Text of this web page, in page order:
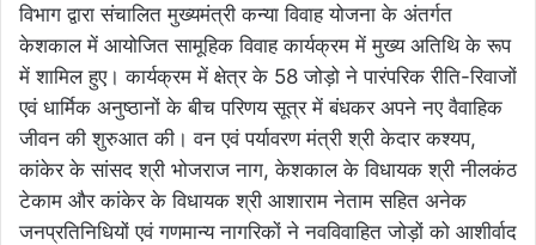
विभाग द्वारा संचालित मुख्यमंत्री कन्या विवाह योजना के अंतर्गत
केशकाल में आयोजित सामूहिक विवाह कार्यक्रम में मुख्य अतिथि के रूप
में शामिल हुए। कार्यक्रम में क्षेत्र के 58 जोड़ो ने पारंपरिक रीति-रिवाजों
एवं धार्मिक अनुष्ठानों के बीच परिणय सूत्र में बंधकर अपने नए वैवाहिक
जीवन की शुरुआत की। वन एवं पर्यावरण मंत्री श्री केदार कश्यप,
कांकेर के सांसद श्री भोजराज नाग, केशकाल के विधायक श्री नीलकंठ
टेकाम और कांकेर के विधायक श्री आशाराम नेताम सहित अनेक
जनप्रतिनिधियों एवं गणमान्य नागरिकों ने नवविवाहित जोड़ों को आशीर्वाद